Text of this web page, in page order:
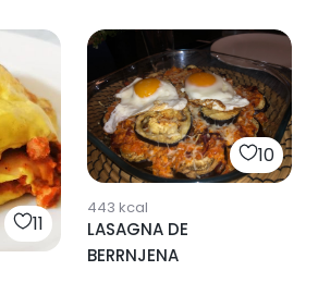
11
10
443 kcal
LASAGNA DE
BERRNJENA